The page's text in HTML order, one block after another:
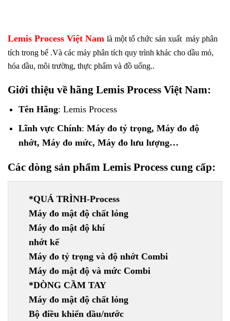
Lemis Process Việt Nam là một tổ chức sản xuất máy phân
tích trong bể .Và các máy phân tích quy trình khác cho dầu mỏ,
hóa dầu, môi trường, thực phẩm và đồ uống..
Giới thiệu về hãng Lemis Process Việt Nam:
Tên Hãng: Lemis Process
Lĩnh vực Chính: Máy đo tỷ trọng, Máy đo độ
nhớt, Máy đo mức, Máy đo lưu lượng…
Các dòng sản phẩm Lemis Process cung cấp:
*QUÁ TRÌNH-Process
Máy đo mật độ chất lỏng
Máy đo mật độ khí
nhớt kế
Máy đo tỷ trọng và độ nhớt Combi
Máy đo mật độ và mức Combi
*DÒNG CẦM TAY
Máy đo mật độ chất lỏng
Bộ điều khiển dầu/nước